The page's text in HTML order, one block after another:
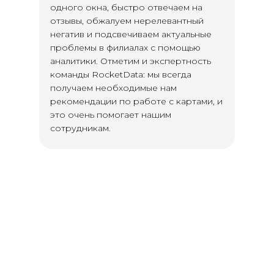
одного окна, быстро отвечаем на
отзывы, обжалуем нерелевантный
негатив и подсвечиваем актуальные
проблемы в филиалах с помощью
аналитики. Отметим и экспертность
команды RocketData: мы всегда
получаем необходимые нам
рекомендации по работе с картами, и
это очень помогает нашим
сотрудникам.